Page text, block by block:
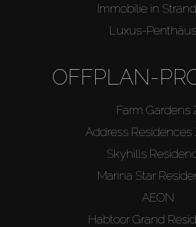
Immobilie in
Luxus-
OFFPLAN-
Farm Gardens
Address Residences
Skyhills
Marina Star
AEON
Habtoor Grand